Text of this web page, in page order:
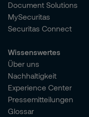
Document Solutions
MySecuritas
Securitas Connect
Wissenswertes
Über uns
Nachhaltigkeit
Experience Center
Pressemitteilungen
Glossar